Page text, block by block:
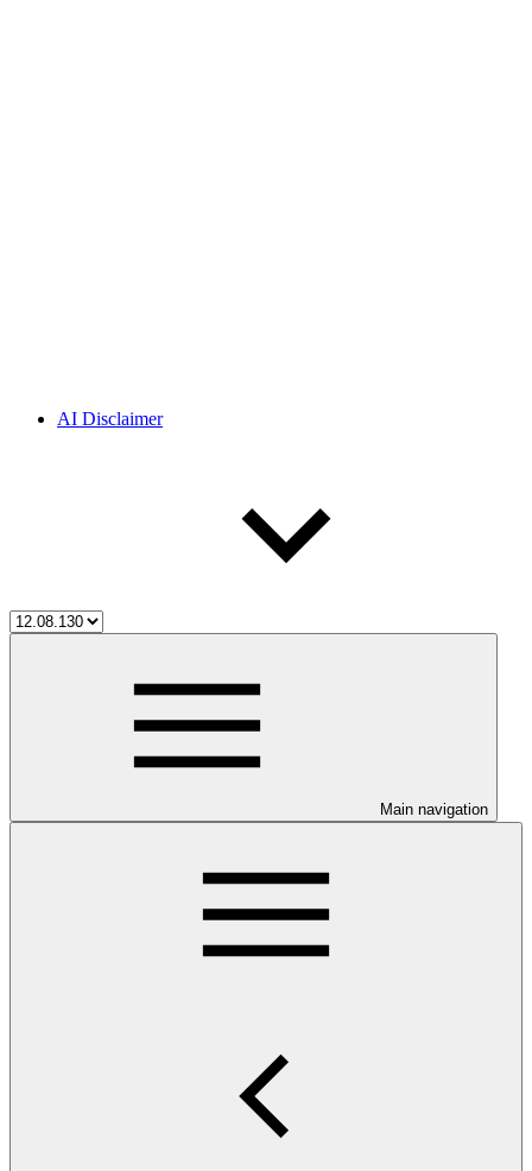
AI Disclaimer
Main navigation